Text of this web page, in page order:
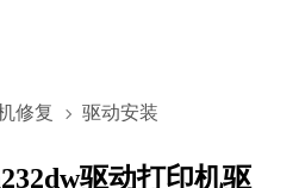
修复 驱动安装
驱动打印机驱